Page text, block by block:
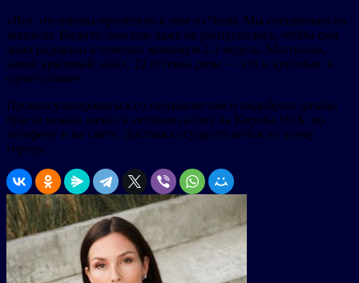
«Вот эти пионы прилетели к нам из Чили. Мы специально их
заказали. Видите, они еще даже не распустились, чтобы они
дома радовали в течении минимум 2-3 недель. Маттиолы,
какой красивый запах. 22 оттенка розы — это и кустовая, и
одноголовая» .
Проконсультироваться со специалистом и подобрать дизайн
букета можно лично в уютном салоне на Кирова 161Б, по
телефону и на сайте. Доставка осуществляется по всему
городу.